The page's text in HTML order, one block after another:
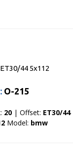
44 5x112
O-215
20 | Offset: ET30/44
Model: bmw